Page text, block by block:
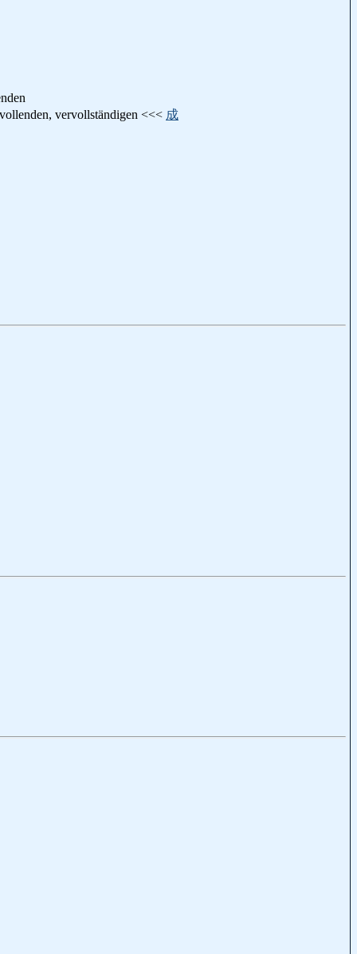
vervollständigen <<< 成